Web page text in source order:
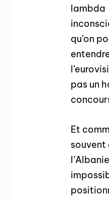
lambda
qu’on
pas un
Et
souvent